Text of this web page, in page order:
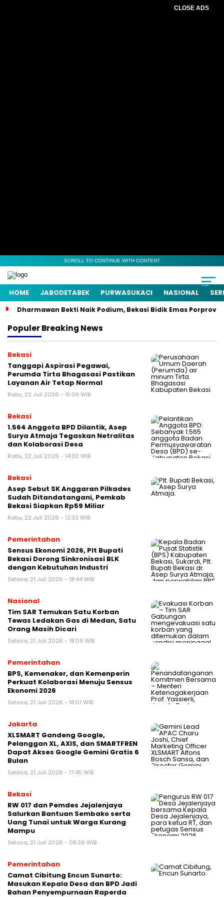
CLOSE ADS
SCROLL TO CONTINUE WITH CONTENT
HOME JABODETABEK PURWASUKACI NASIONAL
Dharmawan Bekti Naik Podium, Bekasi Bidik Emas Porprov
PopulerBreaking News
Bekasi
Tanggapi Aspirasi Pegawai,
Perumda Tirta Bhagasasi Pastikan
Layanan Air Tetap Normal
Rabu, 22 Juli 2026 - 15:09 WIB
Bekasi
1.564 Anggota BPD Dilantik, Asep
Surya Atmaja Tegaskan Netralitas
dan Kolaborasi Desa
Rabu, 22 Juli 2026 - 14:30 WIB
Bekasi
Asep Sebut SK Anggaran Pilkades
Sudah Ditandatangani, Pemkab
Bekasi Siapkan Rp59 Miliar
Rabu, 22 Juli 2026 - 12:33 WIB
Pemerintahan
Sensus Ekonomi 2026, Plt Bupati
Bekasi Dorong Sinkronisasi BLK
dengan Kebutuhan Industri
Selasa, 21 Juli 2026 - 18:44 WIB
Nasional
Tim SAR Temukan Satu Korban
Tewas Ledakan Gas di Medan, Satu
Orang Masih Dicari
Selasa, 21 Juli 2026 - 18:09 WIB
Pemerintahan
BPS, Kemenaker, dan Kemenperin
Perkuat Kolaborasi Menuju Sensus
Ekonomi 2026
Selasa, 21 Juli 2026 - 18:01 WIB
Jakarta
XLSMART Gandeng Google,
Pelanggan XL, AXIS, dan SMARTFREN
Dapat Akses Google Gemini Gratis 6
Bulan
Selasa, 21 Juli 2026 - 17:45 WIB
Bekasi
RW 017 dan Pemdes Jejalenjaya
Salurkan Bantuan Sembako serta
Uang Tunai untuk Warga Kurang
Mampu
Selasa, 21 Juli 2026 - 08:26 WIB
Pemerintahan
Camat Cibitung Encun Sunarto:
Masukan Kepala Desa dan BPD Jadi
Bahan Penyempurnaan Raperda